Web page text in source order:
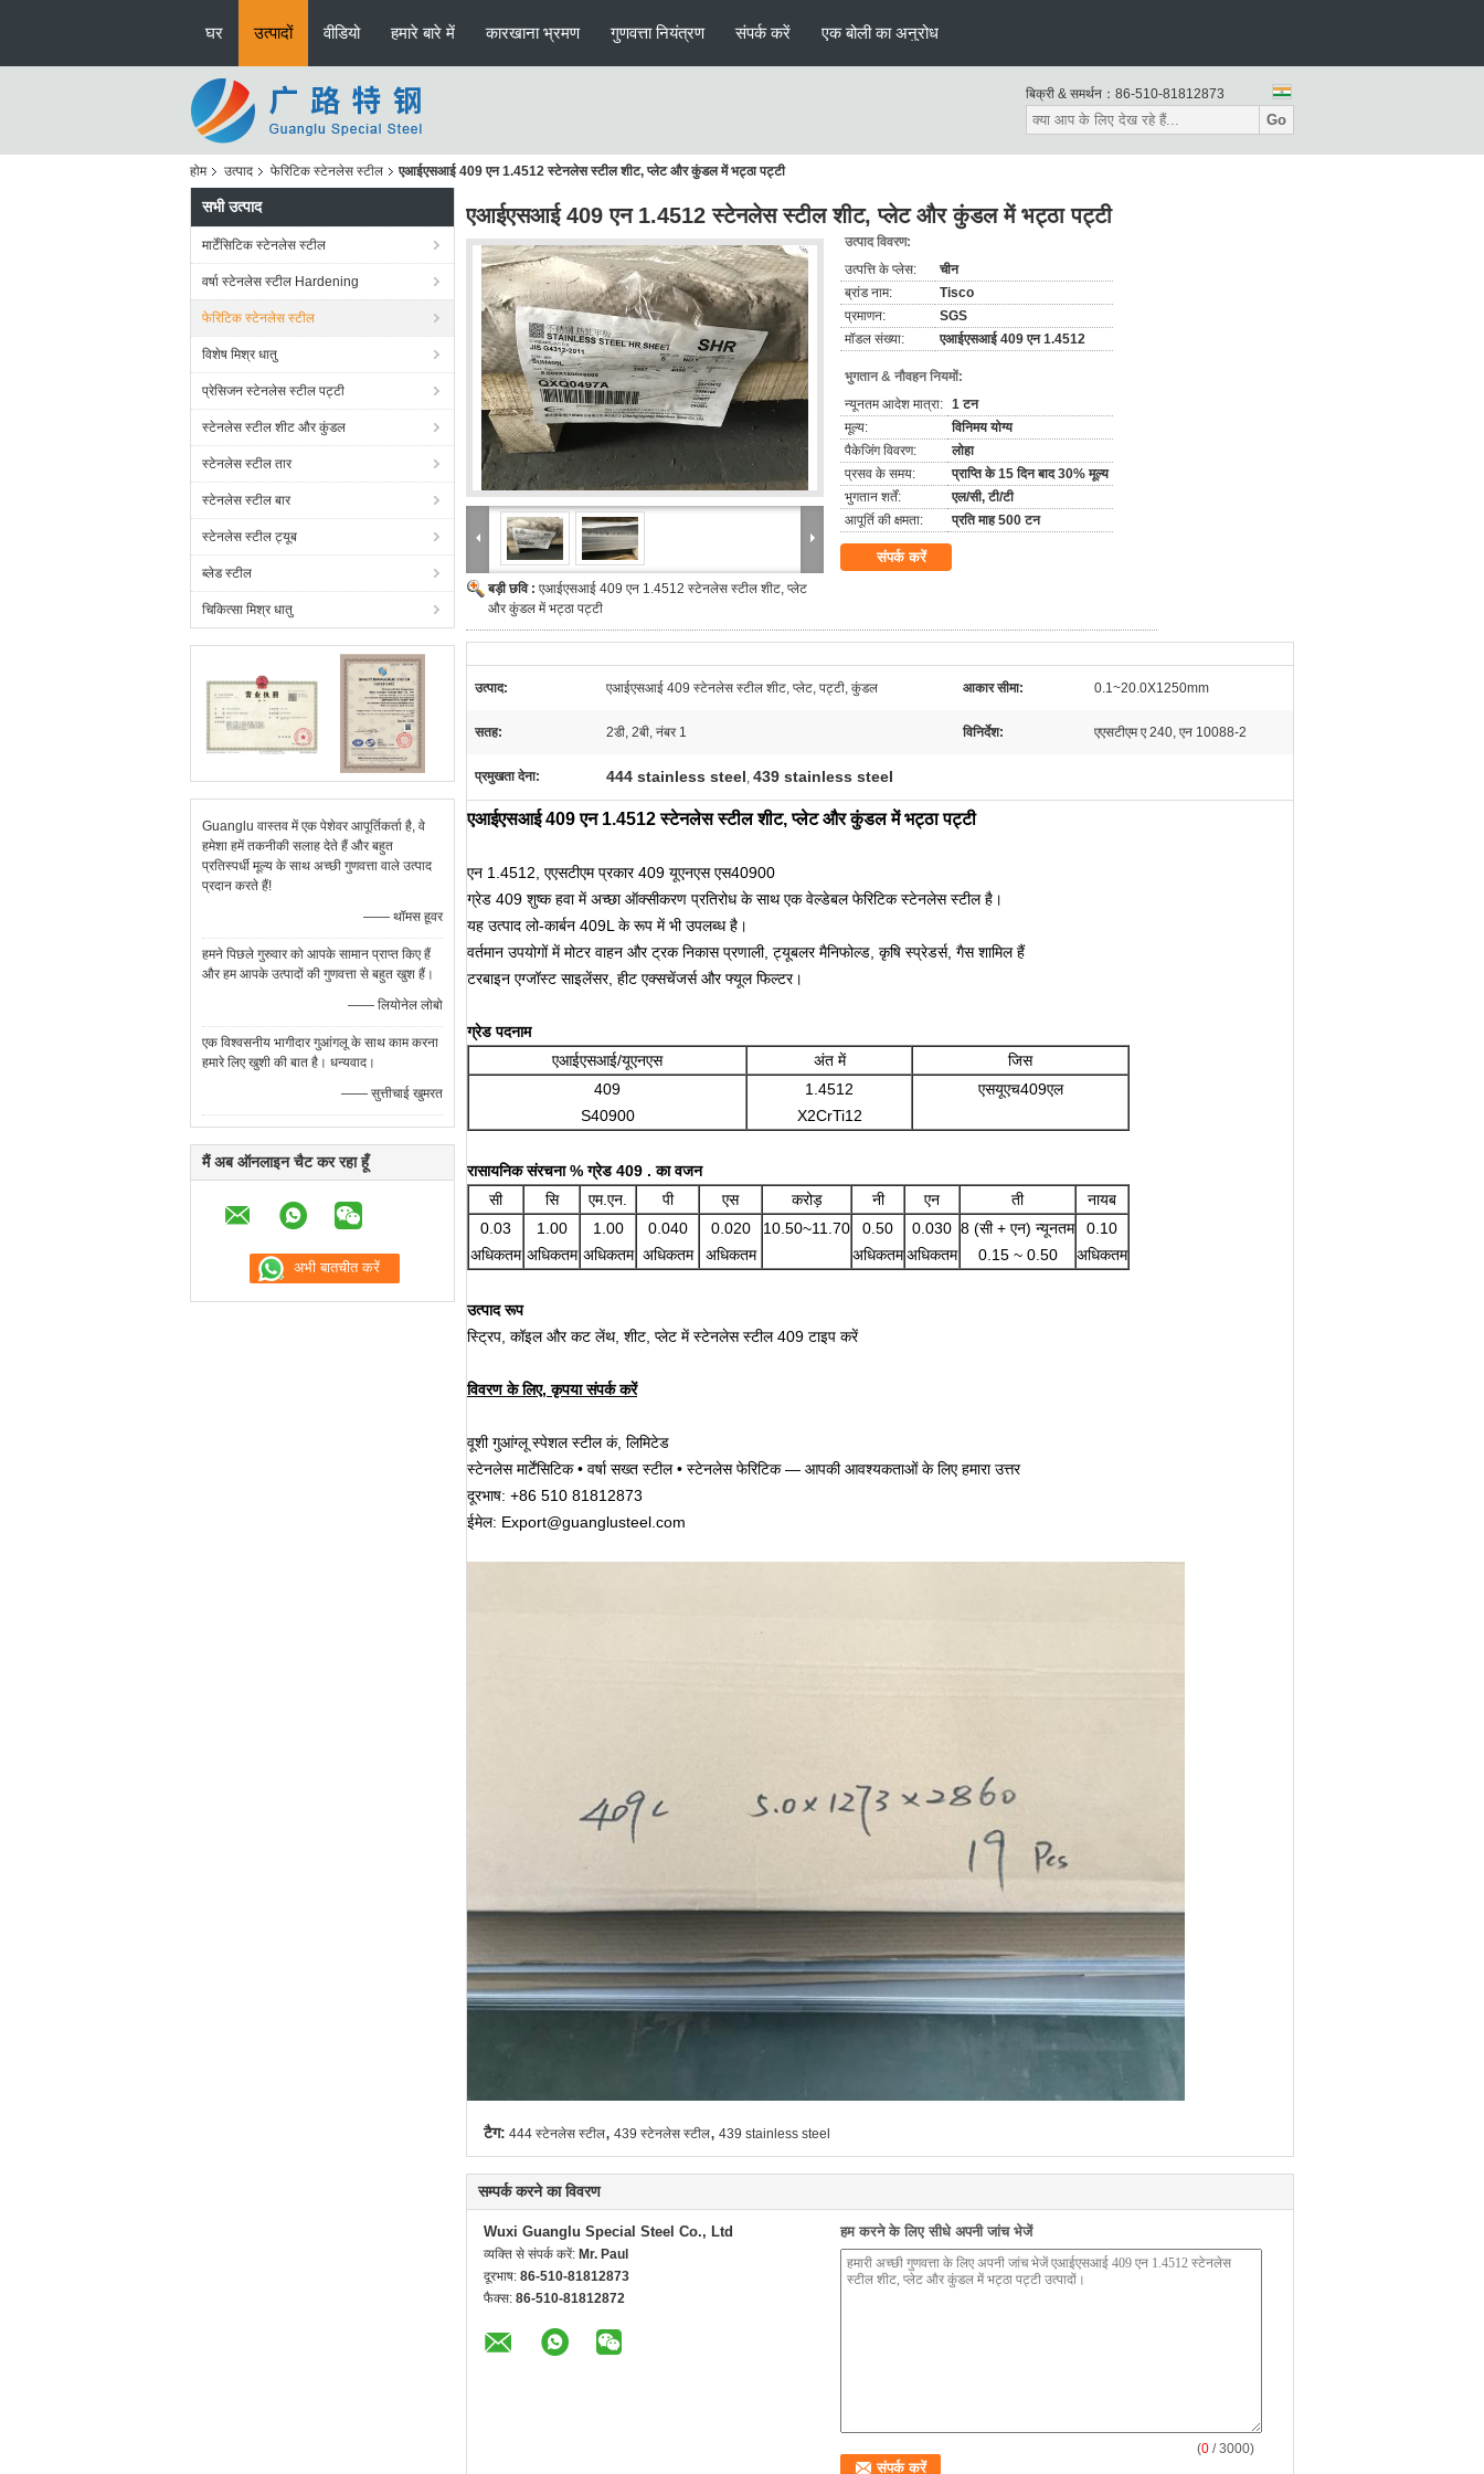
घर उत्पादों वीडियो हमारे बारे में कारखाना भ्रमण गुणवत्ता नियंत्रण संपर्क करें एक बोली का अनुरोध
बिक्री & समर्थन： 86-510-81812873
Go
होम उत्पाद फेरिटिक स्टेनलेस स्टील एआईएसआई 409 एन 1.4512 स्टेनलेस स्टील शीट, प्लेट और कुंडल में भट्ठा पट्टी
सभी उत्पाद
मार्टेंसिटिक स्टेनलेस स्टील
वर्षा स्टेनलेस स्टील Hardening
फेरिटिक स्टेनलेस स्टील
विशेष मिश्र धातु
प्रेसिजन स्टेनलेस स्टील पट्टी
स्टेनलेस स्टील शीट और कुंडल
स्टेनलेस स्टील तार
स्टेनलेस स्टील बार
स्टेनलेस स्टील ट्यूब
ब्लेड स्टील
चिकित्सा मिश्र धातु
Guanglu वास्तव में एक पेशेवर आपूर्तिकर्ता है, वे
हमेशा हमें तकनीकी सलाह देते हैं और बहुत
प्रतिस्पर्धी मूल्य के साथ अच्छी गुणवत्ता वाले उत्पाद
प्रदान करते हैं!
—— थॉमस हूवर
हमने पिछले गुरुवार को आपके सामान प्राप्त किए हैं
और हम आपके उत्पादों की गुणवत्ता से बहुत खुश हैं।
—— लियोनेल लोबो
एक विश्वसनीय भागीदार गुआंगलू के साथ काम करना
हमारे लिए खुशी की बात है। धन्यवाद।
—— सुत्तीचाई खुमरत
मैं अब ऑनलाइन चैट कर रहा हूँ
एआईएसआई 409 एन 1.4512 स्टेनलेस स्टील शीट, प्लेट और कुंडल में भट्ठा पट्टी
बड़ी छवि : एआईएसआई 409 एन 1.4512 स्टेनलेस स्टील शीट, प्लेट
और कुंडल में भट्ठा पट्टी
उत्पाद विवरण:
उत्पत्ति के प्लेस:
चीन
ब्रांड नाम:
Tisco
प्रमाणन:
SGS
मॉडल संख्या:
एआईएसआई 409 एन 1.4512
भुगतान & नौवहन नियमों:
न्यूनतम आदेश मात्रा: 1 टन
मूल्य:
विनिमय योग्य
पैकेजिंग विवरण:
लोहा
प्रसव के समय:
प्राप्ति के 15 दिन बाद 30% मूल्य
भुगतान शर्तें:
एल/सी, टी/टी
आपूर्ति की क्षमता:
प्रति माह 500 टन
संपर्क करें
उत्पाद: एआईएसआई 409 स्टेनलेस स्टील शीट, प्लेट, पट्टी, कुंडल आकार सीमा: 0.1~20.0X1250mm
सतह: 2डी, 2बी, नंबर 1 विनिर्देश: एएसटीएम ए 240, एन 10088-2
प्रमुखता देना: 444 stainless steel, 439 stainless steel
एआईएसआई 409 एन 1.4512 स्टेनलेस स्टील शीट, प्लेट और कुंडल में भट्ठा पट्टी
एन 1.4512, एएसटीएम प्रकार 409 यूएनएस एस40900
ग्रेड 409 शुष्क हवा में अच्छा ऑक्सीकरण प्रतिरोध के साथ एक वेल्डेबल फेरिटिक स्टेनलेस स्टील है।
यह उत्पाद लो-कार्बन 409L के रूप में भी उपलब्ध है।
वर्तमान उपयोगों में मोटर वाहन और ट्रक निकास प्रणाली, ट्यूबलर मैनिफोल्ड, कृषि स्प्रेडर्स, गैस शामिल हैं
टरबाइन एग्जॉस्ट साइलेंसर, हीट एक्सचेंजर्स और फ्यूल फिल्टर।
ग्रेड पदनाम
एआईएसआई/यूएनएस
अंत में
जिस
409
S40900
1.4512
X2CrTi12
एसयूएच409एल
रासायनिक संरचना % ग्रेड 409 . का वजन
सी
सि एम.एन. पी एस करोड़ नी एन ती
नायब
0.03
अधिकतम
1.00
अधिकतम
1.00
अधिकतम
0.040
अधिकतम
0.020
अधिकतम
10.50~11.70
0.50
अधिकतम
0.030
अधिकतम
8 (सी + एन) न्यूनतम
0.15 ~ 0.50
0.10
अधिकतम
उत्पाद रूप
स्ट्रिप, कॉइल और कट लेंथ, शीट, प्लेट में स्टेनलेस स्टील 409 टाइप करें
विवरण के लिए, कृपया संपर्क करें
वूशी गुआंग्लू स्पेशल स्टील कं, लिमिटेड
स्टेनलेस मार्टेंसिटिक • वर्षा सख्त स्टील • स्टेनलेस फेरिटिक — आपकी आवश्यकताओं के लिए हमारा उत्तर
दूरभाष: +86 510 81812873
ईमेल: Export@guanglusteel.com
टैग: 444 स्टेनलेस स्टील, 439 स्टेनलेस स्टील, 439 stainless steel
सम्पर्क करने का विवरण
Wuxi Guanglu Special Steel Co., Ltd
व्यक्ति से संपर्क करें: Mr. Paul
दूरभाष: 86-510-81812873
फैक्स: 86-510-81812872
हम करने के लिए सीधे अपनी जांच भेजें
(0 / 3000)